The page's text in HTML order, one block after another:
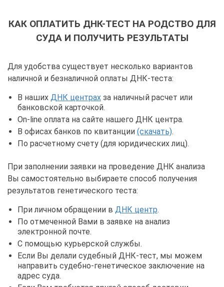
КАК ОПЛАТИТЬ ДНК-ТЕСТ НА РОДСТВО ДЛЯ
СУДА И ПОЛУЧИТЬ РЕЗУЛЬТАТЫ
Для удобства существует несколько вариантов
наличной и безналичной оплаты ДНК-теста:
В наших ДНК центрах за наличный расчет или
банковской карточкой.
On-line оплата на сайте нашего ДНК центра.
В офисах банков по квитанции (скачать).
По расчетному счету (для юридических лиц).
При заполнении заявки на проведение ДНК анализа
Вы самостоятельно выбираете способ получения
результатов генетического теста:
При личном обращении в ДНК центр.
По отмеченной Вами в заявке на анализ
электронной почте.
С помощью курьерской службы.
Если Вы делали судебный ДНК-тест, мы можем
направить судебно-генетическое заключение на
адрес суда.